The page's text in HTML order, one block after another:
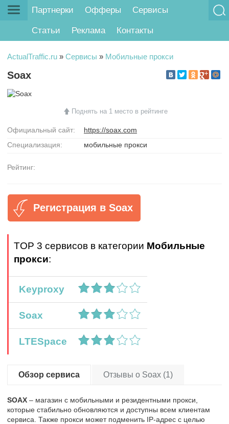
Партнерки Офферы Сервисы
Статьи Реклама Контакты
ActualTraffic.ru » Сервисы » Мобильные прокси
Soax
Поднять на 1 место в рейтинге
Официальный сайт:
https://soax.com
Специализация:
мобильные прокси
Рейтинг:
Регистрация в Soax
TOP 3 сервисов в категории Мобильные
прокси:
Keyproxy
Soax
LTESpace
Обзор сервиса Отзывы о Soax (1)
SOAX – магазин с мобильными и резидентными прокси,
которые стабильно обновляются и доступны всем клиентам
сервиса. Также прокси может подменить IP-адрес с целью